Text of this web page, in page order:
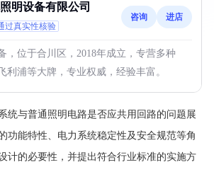
明设备有限公司
过真实性核验
咨询 进店
，位于合川区，2018年成立，专营多种
利浦等大牌，专业权威，经验丰富。
统与普通照明电路是否应共用回路的问题展
功能特性、电力系统稳定性及安全规范等角
计的必要性，并提出符合行业标准的实施方